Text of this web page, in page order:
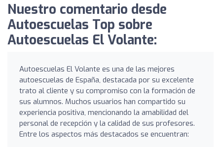
Nuestro comentario desde
Autoescuelas Top sobre
Autoescuelas El Volante:
Autoescuelas El Volante es una de las mejores
autoescuelas de España, destacada por su excelente
trato al cliente y su compromiso con la formación de
sus alumnos. Muchos usuarios han compartido su
experiencia positiva, mencionando la amabilidad del
personal de recepción y la calidad de sus profesores.
Entre los aspectos más destacados se encuentran: